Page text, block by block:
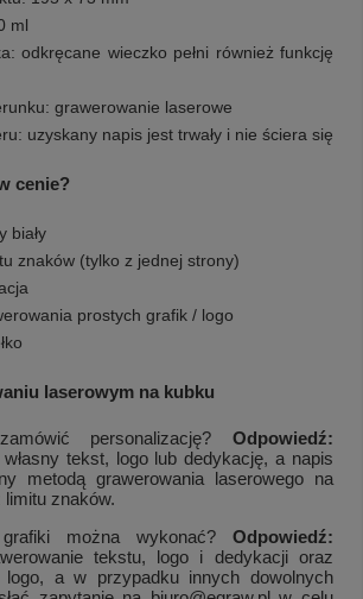
ml
odkręcane wieczko pełni również funkcję
grawerowanie laserowe
uzyskany napis jest trwały i nie ściera się
cenie?
biały
znaków (tylko z jednej strony)
prostych grafik / logo
laserowym na kubku
personalizację? Odpowiedź:
tekst, logo lub dedykację, a napis
metodą grawerowania laserowego na
limitu znaków.
można wykonać? Odpowiedź:
tekstu, logo i dedykacji oraz
a w przypadku innych dowolnych